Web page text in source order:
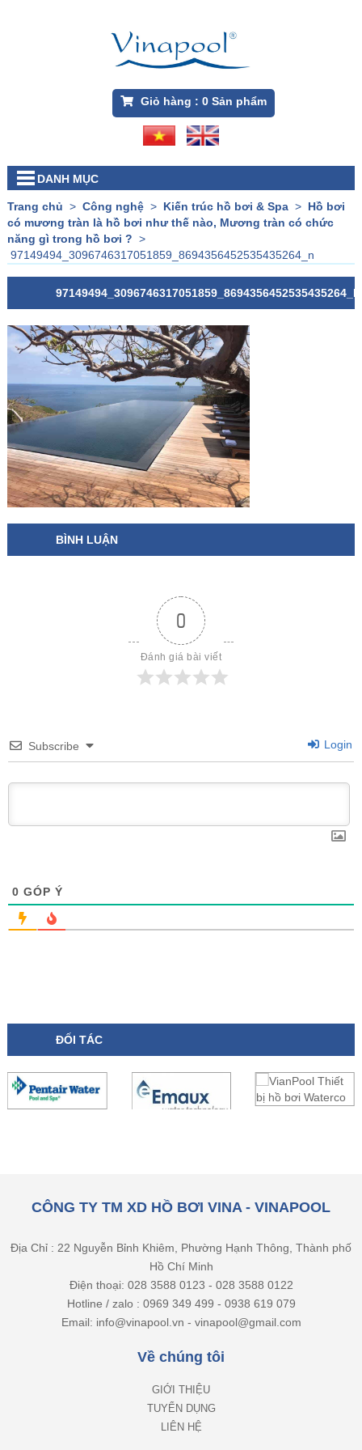
Giỏ hàng : 0Sản phẩm
DANH MỤC
Trang chủ > Công nghệ> Kiến trúc hồ bơi & Spa> Hồ bơi
có mương tràn là hồ bơi như thế nào, Mương tràn có chức
năng gì trong hồ bơi ? >
97149494_3096746317051859_8694356452535435264_n
97149494_3096746317051859_8694356452535435264_N
BÌNH LUẬN
0
Đánh giá bài viết
Subscribe Login
0 GÓP Ý
ĐỐI TÁC
CÔNG TY TM XD HỒ BƠI VINA - VINAPOOL
Địa Chỉ : 22 Nguyễn Bỉnh Khiêm, Phường Hạnh Thông, Thành phố
Hồ Chí Minh
Điện thoại: 028 3588 0123 - 028 3588 0122
Hotline / zalo : 0969 349 499 - 0938 619 079
Email: info@vinapool.vn - vinapool@gmail.com
Về chúng tôi
GIỚI THIỆU
TUYỂN DỤNG
LIÊN HỆ